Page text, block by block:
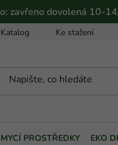
zavřeno dovolená 10-
Katalog Ke stažení
MYCÍ PROSTŘEDKY EKO